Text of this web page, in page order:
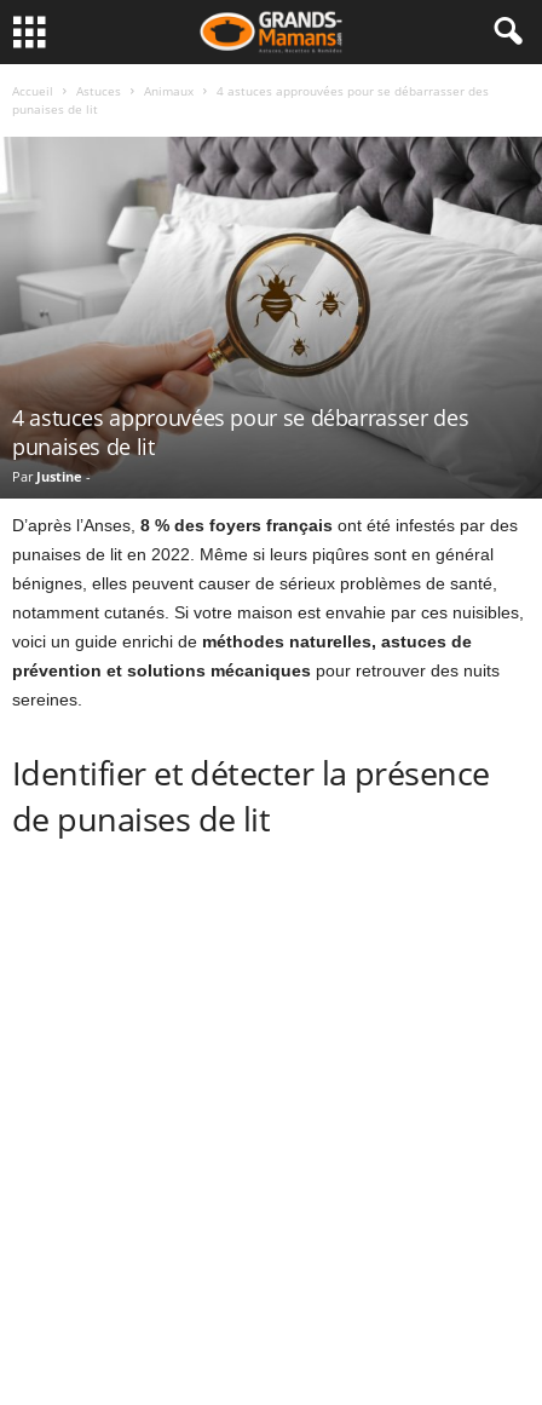
Accueil Astuces Animaux
4 astuces approuvées pour se débarrasser des
punaises de lit
4 astuces approuvées pour se débarrasser des
punaises de lit
Par Justine-
D’après l’Anses, 8 % des foyers français ont été infestés par des
punaises de lit en 2022. Même si leurs piqûres sont en général
bénignes, elles peuvent causer de sérieux problèmes de santé,
notamment cutanés. Si votre maison est envahie par ces nuisibles,
voici un guide enrichi de méthodes naturelles, astuces de
prévention et solutions mécaniques pour retrouver des nuits
sereines.
Identifier et détecter la présence
de punaises de lit